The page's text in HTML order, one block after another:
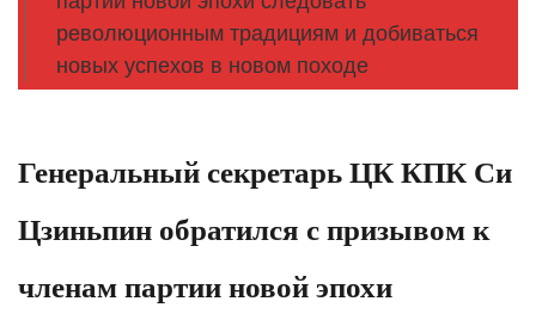
революционным традициям и добиваться
новых успехов в новом походе
Генеральный секретарь ЦК КПК Си
Цзиньпин обратился с призывом к
членам партии новой эпохи